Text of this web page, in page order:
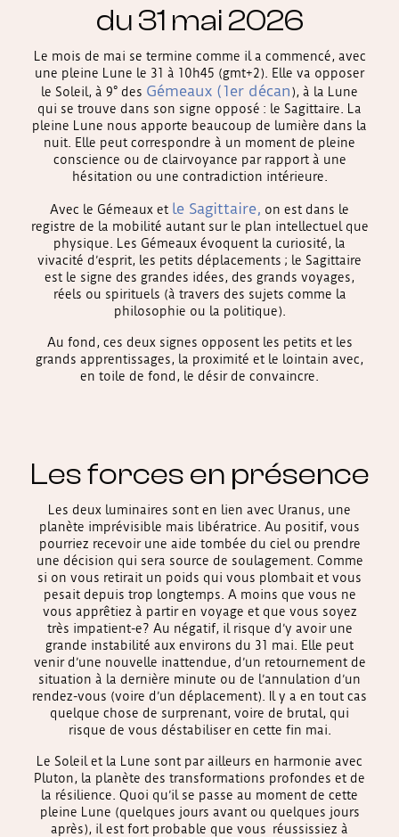
du 31 mai 2026
Le mois de mai se termine comme il a commencé, avec
une pleine Lune le 31 à 10h45 (gmt+2). Elle va opposer
le Soleil, à 9° des Gémeaux (1er décan), à la Lune
qui se trouve dans son signe opposé : le Sagittaire. La
pleine Lune nous apporte beaucoup de lumière dans la
nuit. Elle peut correspondre à un moment de pleine
conscience ou de clairvoyance par rapport à une
hésitation ou une contradiction intérieure.
Avec le Gémeaux et le Sagittaire, on est dans le
registre de la mobilité autant sur le plan intellectuel que
physique. Les Gémeaux évoquent la curiosité, la
vivacité d’esprit, les petits déplacements ; le Sagittaire
est le signe des grandes idées, des grands voyages,
réels ou spirituels (à travers des sujets comme la
philosophie ou la politique).
Au fond, ces deux signes opposent les petits et les
grands apprentissages, la proximité et le lointain avec,
en toile de fond, le désir de convaincre.
Les forces en présence
Les deux luminaires sont en lien avec Uranus, une
planète imprévisible mais libératrice. Au positif, vous
pourriez recevoir une aide tombée du ciel ou prendre
une décision qui sera source de soulagement. Comme
si on vous retirait un poids qui vous plombait et vous
pesait depuis trop longtemps. A moins que vous ne
vous apprêtiez à partir en voyage et que vous soyez
très impatient-e? Au négatif, il risque d’y avoir une
grande instabilité aux environs du 31 mai. Elle peut
venir d’une nouvelle inattendue, d’un retournement de
situation à la dernière minute ou de l’annulation d’un
rendez-vous (voire d’un déplacement). Il y a en tout cas
quelque chose de surprenant, voire de brutal, qui
risque de vous déstabiliser en cette fin mai.
Le Soleil et la Lune sont par ailleurs en harmonie avec
Pluton, la planète des transformations profondes et de
la résilience. Quoi qu’il se passe au moment de cette
pleine Lune (quelques jours avant ou quelques jours
après), il est fort probable que vous réussissiez à